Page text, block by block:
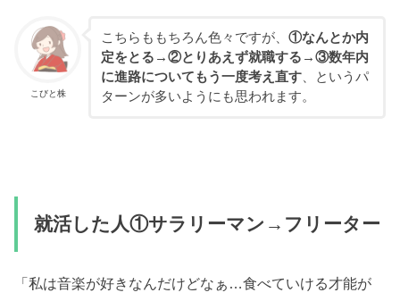
こびと株
こちらももちろん色々ですが、 ①なんとか内
定をとる→②とりあえず就職する→③数年内
に進路についてもう一度考え直す、というパ
ターンが多いようにも思われます。
就活した人①サラリーマン→フリーター
「私は音楽が好きなんだけどなぁ…食べていける才能が